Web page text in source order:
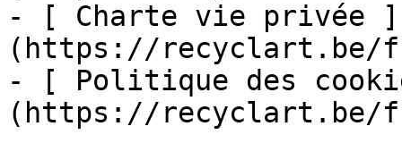
- [ Charte vie privée ]
(https://recyclart.be/
- [ Politique des